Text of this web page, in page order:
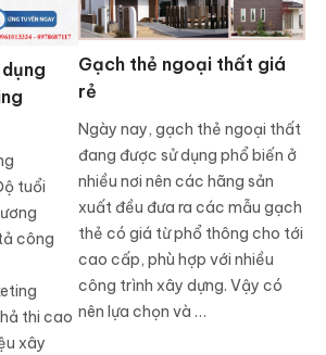
tuổi
công
thi cao
xây
Gạch thẻ ngoại thất giá
rẻ
Ngày nay, gạch thẻ ngoại thất
đang được sử dụng phổ biến ở
nhiều nơi nên các hãng sản
xuất đều đưa ra các mẫu gạch
thẻ có giá từ phổ thông cho tới
cao cấp, phù hợp với nhiều
công trình xây dựng. Vậy có
nên lựa chọn và …